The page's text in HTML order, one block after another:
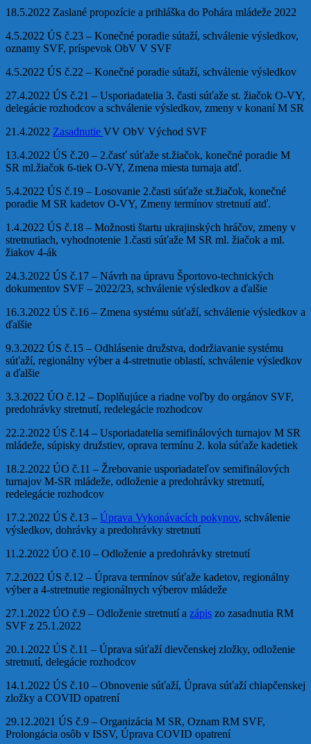
18.5.2022 Zaslané propozície a prihláška do Pohára mládeže 2022
4.5.2022 ÚS č.23 – Konečné poradie sútaží, schválenie výsledkov,
oznamy SVF, príspevok ObV V SVF
4.5.2022 ÚS č.22 – Konečné poradie sútaží, schválenie výsledkov
27.4.2022 ÚS č.21 – Usporiadatelia 3. časti súťaže st. žiačok O-VY,
delegácie rozhodcov a schválenie výsledkov, zmeny v konaní M SR
21.4.2022 Zasadnutie VV ObV Východ SVF
13.4.2022 ÚS č.20 – 2.časť súťaže st.žiačok, konečné poradie M
SR ml.žiačok 6-tiek O-VY, Zmena miesta turnaja atď.
5.4.2022 ÚS č.19 – Losovanie 2.časti súťaže st.žiačok, konečné
poradie M SR kadetov O-VY, Zmeny termínov stretnutí atď.
1.4.2022 ÚS č.18 – Možnosti štartu ukrajinských hráčov, zmeny v
stretnutiach, vyhodnotenie 1.časti súťaže M SR ml. žiačok a ml.
žiakov 4-ák
24.3.2022 ÚS č.17 – Návrh na úpravu Športovo-technických
dokumentov SVF – 2022/23, schválenie výsledkov a ďalšie
16.3.2022 ÚS č.16 – Zmena systému súťaží, schválenie výsledkov a
ďalšie
9.3.2022 ÚS č.15 – Odhlásenie družstva, dodržiavanie systému
súťaží, regionálny výber a 4-stretnutie oblastí, schválenie výsledkov
a ďalšie
3.3.2022 ÚO č.12 – Doplňujúce a riadne voľby do orgánov SVF,
predohrávky stretnutí, redelegácie rozhodcov
22.2.2022 ÚS č.14 – Usporiadatelia semifinálových turnajov M SR
mládeže, súpisky družstiev, oprava termínu 2. kola súťaže kadetiek
18.2.2022 ÚO č.11 – Žrebovanie usporiadateľov semifinálových
turnajov M-SR mládeže, odloženie a predohrávky stretnutí,
redelegácie rozhodcov
17.2.2022 ÚS č.13 – Úprava Vykonávacích pokynov, schválenie
výsledkov, dohrávky a predohrávky stretnutí
11.2.2022 ÚO č.10 – Odloženie a predohrávky stretnutí
7.2.2022 ÚS č.12 – Úprava termínov súťaže kadetov, regionálny
výber a 4-stretnutie regionálnych výberov mládeže
27.1.2022 ÚO č.9 – Odloženie stretnutí a zápis zo zasadnutia RM
SVF z 25.1.2022
20.1.2022 ÚS č.11 – Úprava súťaží dievčenskej zložky, odloženie
stretnutí, delegácie rozhodcov
14.1.2022 ÚS č.10 – Obnovenie súťaží, Úprava súťaží chlapčenskej
zložky a COVID opatrení
29.12.2021 ÚS č.9 – Organizácia M SR, Oznam RM SVF,
Prolongácia osôb v ISSV, Úprava COVID opatrení